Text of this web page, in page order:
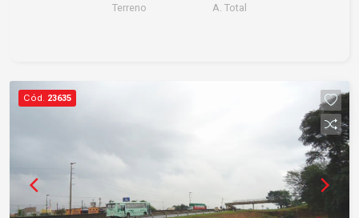
Terreno A. Total
Cód. 23635